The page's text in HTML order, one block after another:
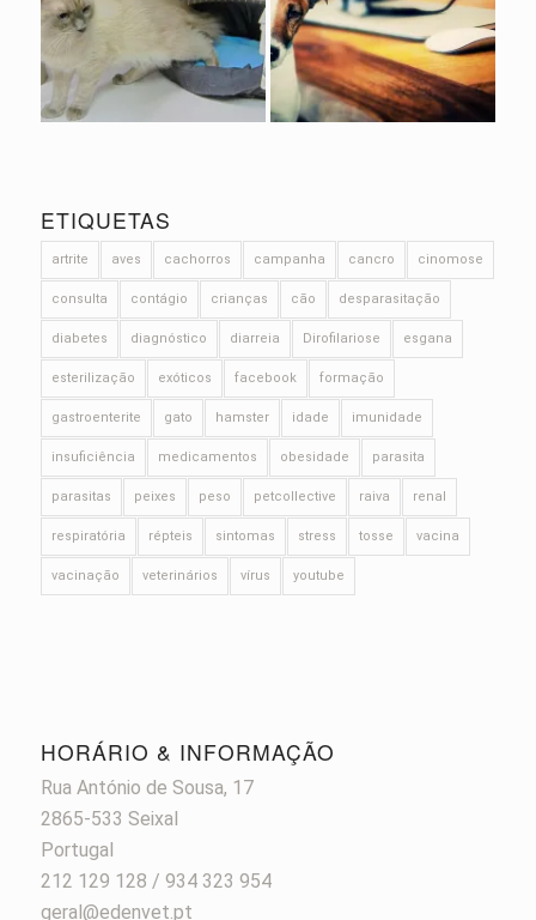
ETIQUETAS
artrite aves cachorros campanha cancro cinomose
consulta contágio crianças cão desparasitação
diabetes diagnóstico diarreia Dirofilariose esgana
esterilização exóticos facebook formação
gastroenterite gato hamster idade imunidade
insuficiência medicamentos obesidade parasita
parasitas peixes peso petcollective raiva renal
respiratória répteis sintomas stress tosse vacina
vacinação veterinários vírus youtube
HORÁRIO & INFORMAÇÃO
Rua António de Sousa, 17
2865-533 Seixal
Portugal
212 129 128 / 934 323 954
geral@edenvet.pt